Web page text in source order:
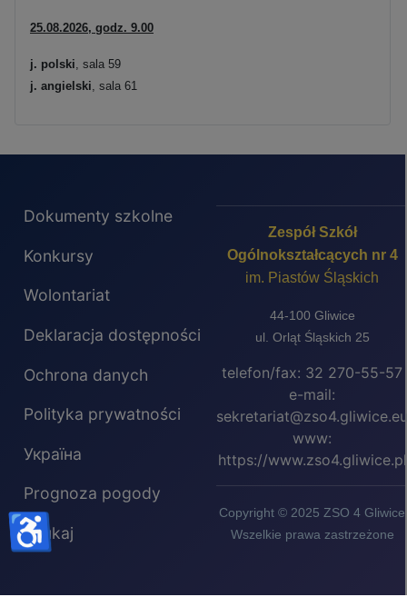
25.08.2026, godz. 9.00
j. polski, sala 59
j. angielski, sala 61
Dokumenty szkolne
Konkursy
Wolontariat
Deklaracja dostępności
Ochrona danych
Polityka prywatności
Україна
Prognoza pogody
Szukaj
Zespół Szkół
Ogólnokształcących nr 4
im. Piastów Śląskich
44-100 Gliwice
ul. Orląt Śląskich 25
telefon/fax: 32 270-55-57
e-mail:
www:
https://www.zso4.gliwice.pl
Copyright © 2025 ZSO 4 Gliwice
Wszelkie prawa zastrzeżone